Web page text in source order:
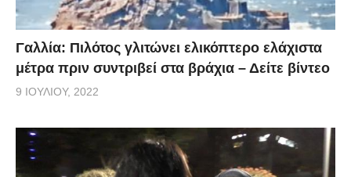
Γαλλία: Πιλότος γλιτώνει ελικόπτερο ελάχιστα
μέτρα πριν συντριβεί στα βράχια – Δείτε βίντεο
9 ΙΟΥΛΊΟΥ, 2022